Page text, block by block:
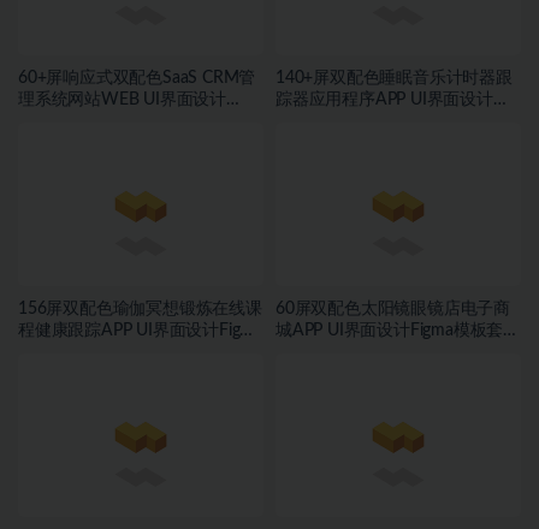
60+屏响应式双配色SaaS CRM管
理系统网站WEB UI界面设计
140+屏双配色睡眠音乐计时器跟
踪器应用程序APP UI界面设计
156屏双配色瑜伽冥想锻炼在线课
程健康跟踪APP UI界面设计Figma
60屏双配色太阳镜眼镜店电子商
城APP UI界面设计Figma模板套件